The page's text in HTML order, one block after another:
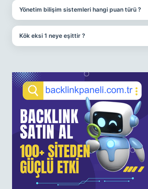
Yönetim bilişim sistemleri hangi puan türü ?
Kök eksi 1 neye eşittir ?